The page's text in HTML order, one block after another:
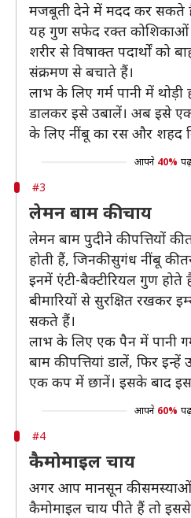
मजबूती देने में मदद कर सकते
यह गुण सफेद रक्त कोशिकाओं
शरीर से विषाक्त पदार्थों को
संक्रमण से बचाते हैं।
लाभ के लिए गर्म पानी में थोड़ी
डालकर इसे उबालें। अब इसे
के लिए नींबू का रस और शहद
आपने 40%
#3
लेमन बाम की चाय
लेमन बाम पुदीने की पत्तियों की
होती हैं, जिनकी सुगंध नींबू की
इनमें एंटी-बैक्टीरियल गुण
बीमारियों से सुरक्षित रखकर
सकते हैं।
लाभ के लिए एक पैन में पानी
बाम की पत्तियां डालें, फिर
एक कप में छानें। इसके बाद
आपने 60%
#4
कैमोमाइल चाय
अगर आप मानसून की
कैमोमाइल चाय पीते हैं तो